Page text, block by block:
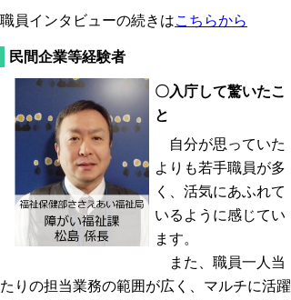
職員インタビューの続きはこちらから
民間企業等経験者
〇入庁して驚いたこ
と
自分が思っていた
よりも若手職員が多
く、活気にあふれて
いるように感じてい
ます。
また、職員一人当
たりの担当業務の範囲が広く、マルチに活躍